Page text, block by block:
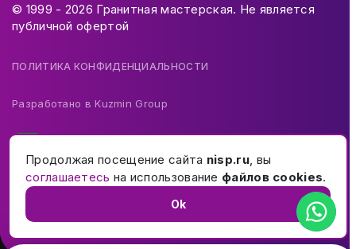
© 1999 - 2026 Гранитная мастерская. Не является
публичной офертой
ПОЛИТИКА КОНФИДЕНЦИАЛЬНОСТИ
Разработано вKuzmin Group
Продолжая посещение сайта nisp.ru, вы
соглашаетесь на использование файлов cookies.
Ok